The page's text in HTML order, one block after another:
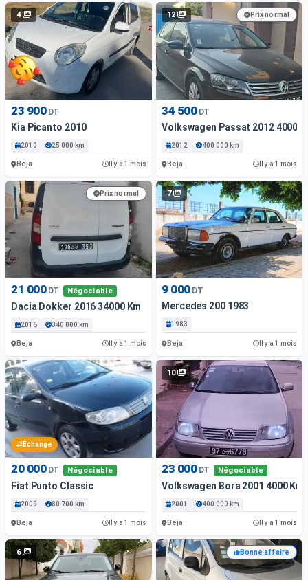
4
23 900 DT
Kia Picanto 2010
2010 25 000 km
Beja Il y a 1 mois
12 Prix normal
34 500 DT
Volkswagen Passat 2012 4000
2012 400 000 km
Beja Il y a 1 mois
Prix normal
21 000 DT Négociable
Dacia Dokker 2016 34000 Km
2016 340 000 km
Beja Il y a 1 mois
7
9 000 DT
Mercedes 200 1983
1983
Beja Il y a 1 mois
Échange
20 000 DT Négociable
Fiat Punto Classic
2009 80 700 km
Beja Il y a 1 mois
10
23 000 DT Négociable
Volkswagen Bora 2001 4000 Km
2001 400 000 km
Beja Il y a 1 mois
6 Bonne affaire